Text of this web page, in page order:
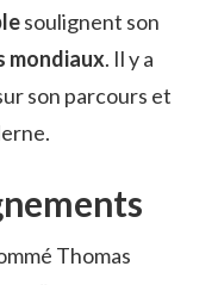
soulignent son
mondiaux. Il y a
son parcours et
Thomas